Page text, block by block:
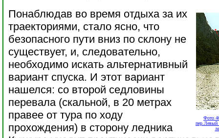
Фото
пер.Левый
Понаблюдав во время отдыха за их
траекториями, стало ясно, что
безопасного пути вниз по склону не
существует, и, следовательно,
необходимо искать альтернативный
вариант спуска. И этот вариант
нашелся: со второй седловины
перевала (скальной, в 20 метрах
правее от тура по ходу
прохождения) в сторону ледника